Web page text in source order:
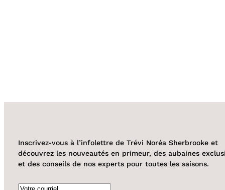
Inscrivez-vous à l’infolettre de Trévi Noréa Sherbrooke et
découvrez les nouveautés en primeur, des aubaines
et des conseils de nos experts pour toutes les saisons.
Courriel